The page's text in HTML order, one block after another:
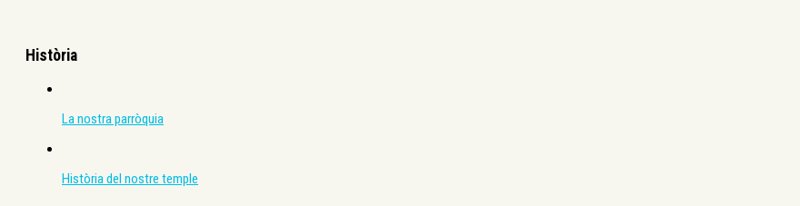
Història
La nostra parròquia
Història del nostre temple